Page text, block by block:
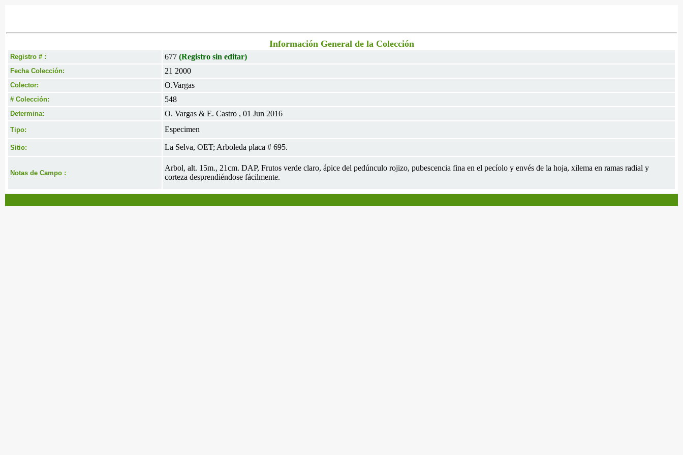
Información General de la Colección
Registro # : 677 (Registro sin editar)
Fecha Colección: 21 2000
Colector: O.Vargas
# Colección: 548
Determina: O. Vargas & E. Castro , 01 Jun 2016
Tipo: Especimen
Sitio: La Selva, OET; Arboleda placa # 695.
Notas de Campo :
Arbol, alt. 15m., 21cm. DAP, Frutos verde claro, ápice del pedúnculo rojizo, pubescencia fina en el pecíolo y envés de la hoja, xilema en ramas radial y
corteza desprendiéndose fácilmente.